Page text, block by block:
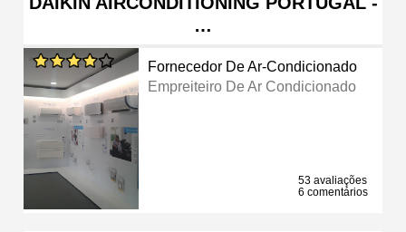
…
Fornecedor De Ar-Condicionado
Empreiteiro De Ar Condicionado
53 avaliações
6 comentários